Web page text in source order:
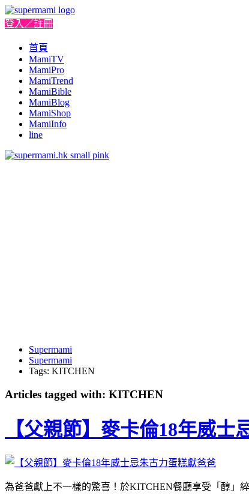
登入／註冊
首頁
MamiTV
MamiPro
MamiTrend
MamiBible
MamiBlog
MamiShop
MamiInfo
line
Supermami
Supermami
Tags: KITCHEN
Articles tagged with: KITCHEN
【父親節】麥卡倫18年威士
為爸爸獻上不一樣的驚喜！於KITCHEN餐廳享受「醇」